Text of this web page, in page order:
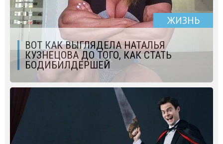
ЖИЗНЬ
ВОТ КАК ВЫГЛЯДЕЛА НАТАЛЬЯ
КУЗНЕЦОВА ДО ТОГО, КАК СТАТЬ
БОДИБИЛДЕРШЕЙ